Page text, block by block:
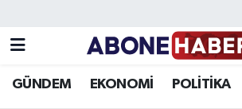
GÜNDEM EKONOMİ POLİTİKA